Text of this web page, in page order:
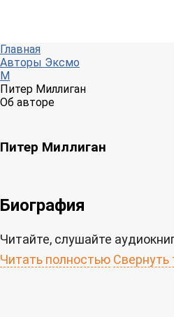
Главная
Авторы Эксмо
М
Питер Миллиган
Об авторе
Питер Миллиган
Биография
Читайте, слушайте
Читать полностью Свернуть